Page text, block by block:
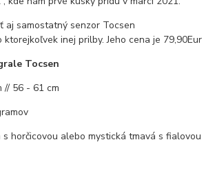
aj samostatný senzor Tocsen
inej prilby. Jeho cena je 79,90Eur
Tocsen
// 56 - 61 cm
horčicovou alebo mystická tmavá s fialovou